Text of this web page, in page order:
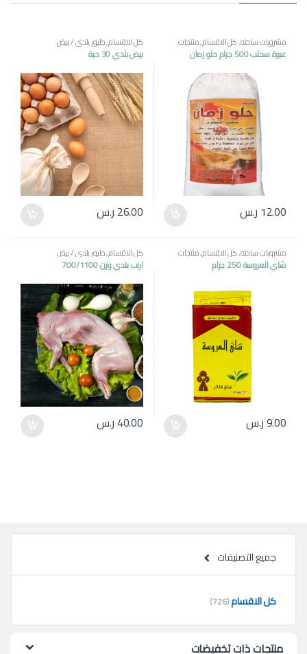
مشروبات ساخنه,كل الاقسام,منتجات
مصرية
عبوة سحلب 500 جرام حلو زمان
12.00 ر.س
كل الاقسام,طيور بلدي / بيض
بيض بلدي 30 حبة
26.00 ر.س
مشروبات ساخنه,كل الاقسام,منتجات
مصرية
شاي العروسة 250 جرام
9.00ر.س
كل الاقسام,طيور بلدي / بيض
ارنب بلدي وزن 700/1100
40.00 ر.س
جميع التصنيفات
كل الاقسام(726)
منتجات ذات تخفيضات